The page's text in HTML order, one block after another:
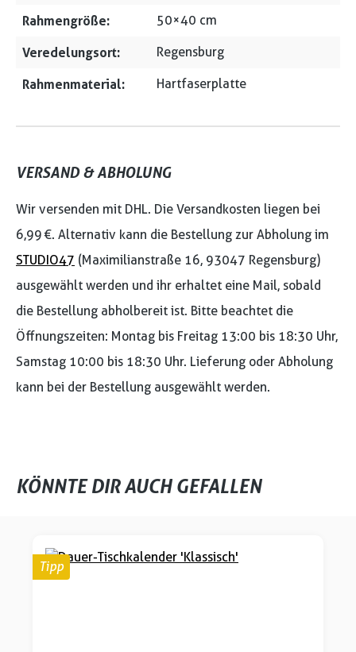
Rahmengröße: 50×40 cm
Veredelungsort: Regensburg
Rahmenmaterial: Hartfaserplatte
VERSAND & ABHOLUNG
Wir versenden mit DHL. Die Versandkosten liegen bei
6,99 €. Alternativ kann die Bestellung zur Abholung im
STUDIO47 (Maximilianstraße 16, 93047 Regensburg)
ausgewählt werden und ihr erhaltet eine Mail, sobald
die Bestellung abholbereit ist. Bitte beachtet die
Öffnungszeiten: Montag bis Freitag 13:00 bis 18:30 Uhr,
Samstag 10:00 bis 18:30 Uhr. Lieferung oder Abholung
kann bei der Bestellung ausgewählt werden.
KÖNNTE DIR AUCH GEFALLEN
Tipp